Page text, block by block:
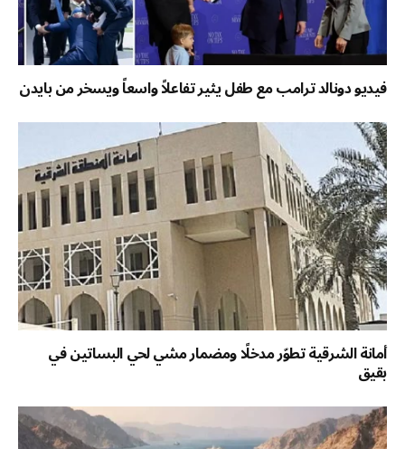
فيديو دونالد ترامب مع طفل يثير تفاعلاً واسعاً ويسخر من بايدن
أمانة الشرقية تطوّر مدخلًا ومضمار مشي لحي البساتين في
بقيق